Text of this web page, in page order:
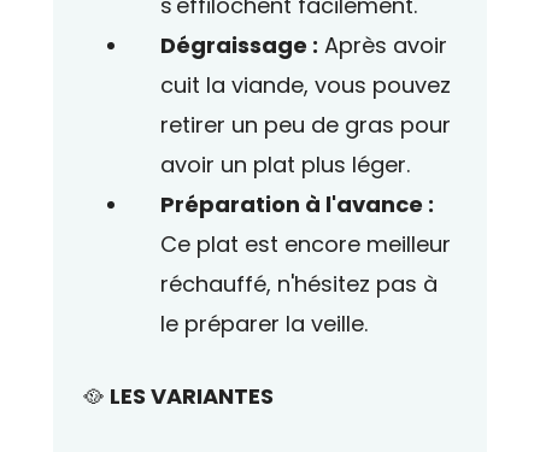
Dégraissage : Après avoir
cuit la viande, vous pouvez
retirer un peu de gras pour
avoir un plat plus léger.
Préparation à l'avance :
Ce plat est encore meilleur
réchauffé, n'hésitez pas à
le préparer la veille.
🥘 LES VARIANTES